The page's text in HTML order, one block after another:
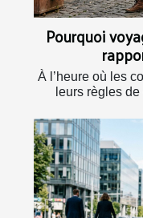
Pourquoi
À l’heure où les
leurs règles